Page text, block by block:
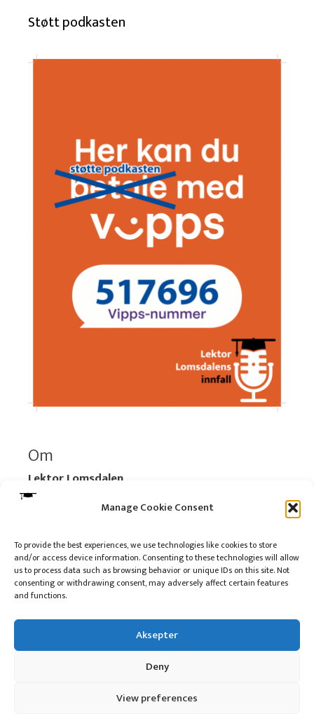
Manage Cookie Consent
To provide the best experiences, we use technologies like cookies to store
and/or access device information. Consenting to these technologies will allow
us to process data such as browsing behavior or unique IDs on this site. Not
consenting or withdrawing consent, may adversely affect certain features
and functions.
Aksepter
Deny
View preferences
Støtt podkasten
Om
Lektor Lomsdalen
Organisasjonsnummer:
920 712 312 MVA
Les mer:Om selskapet
Les mer:Om reklame på podkasten